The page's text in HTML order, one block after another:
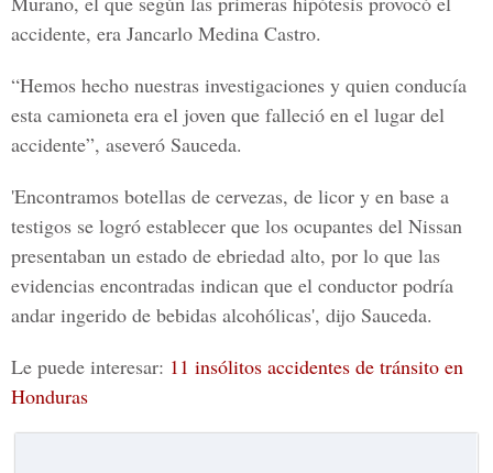
accidente, era Jancarlo Medina Castro.
“Hemos hecho nuestras investigaciones y quien conducía
esta camioneta era el joven que falleció en el lugar del
accidente”, aseveró Sauceda.
'Encontramos botellas de cervezas, de licor y en base a
testigos se logró establecer que los ocupantes del Nissan
presentaban un estado de ebriedad alto, por lo que las
evidencias encontradas indican que el conductor podría
andar ingerido de bebidas alcohólicas', dijo Sauceda.
Le puede interesar: 11 insólitos accidentes de tránsito en
Honduras